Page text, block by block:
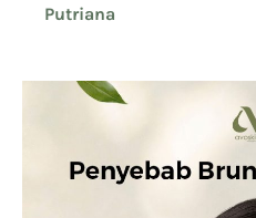
Putriana